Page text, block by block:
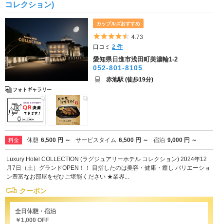
コレクション)
フォトギャラリー
カップルズおすすめ
5つ星のうち4.5
4.73
口コミ2 件
愛知県日進市浅田町美濃輪1-2
052-801-8105
赤池駅 (徒歩19分)
料金 休憩 6,500 円 ～ サービスタイム 6,500 円 ～ 宿泊 9,000 円 ～
Luxury Hotel COLLECTION (ラグジュアリーホテル コレクション) 2024年12
月7日（土）グランドOPEN！！ 目指したのは美容・健康・癒し バリエーショ
ン豊富なお部屋をぜひご堪能ください ★業界...
クーポン
全日休憩・宿泊
￥1,000 OFF